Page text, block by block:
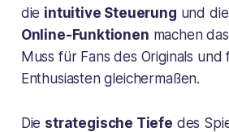
die intuitive Steuerung und
Online-Funktionen machen
Muss für Fans des Originals und
Enthusiasten gleichermaßen.
Die strategische Tiefe des